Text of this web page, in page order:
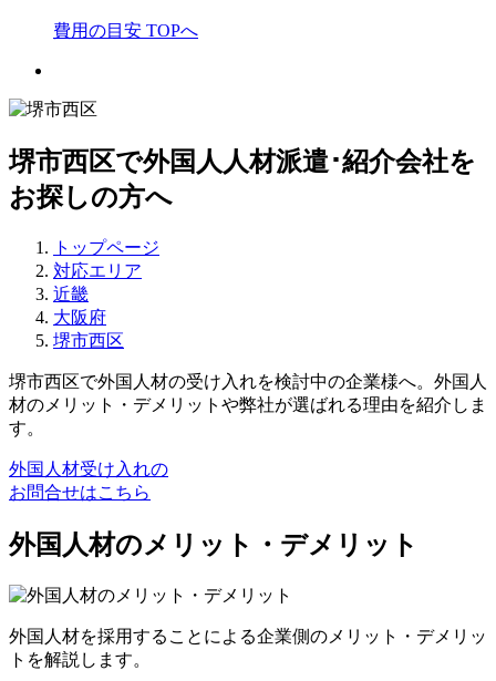
費用の目安 TOPへ
堺市西区で外国人人材派遣･紹介会社を
お探しの方へ
トップページ
対応エリア
近畿
大阪府
堺市西区
堺市西区で外国人材の受け入れを検討中の企業様へ。外国人
材のメリット・デメリットや弊社が選ばれる理由を紹介しま
す。
外国人材受け入れの
お問合せはこちら
外国人材のメリット・デメリット
外国人材を採用することによる企業側のメリット・デメリッ
トを解説します。